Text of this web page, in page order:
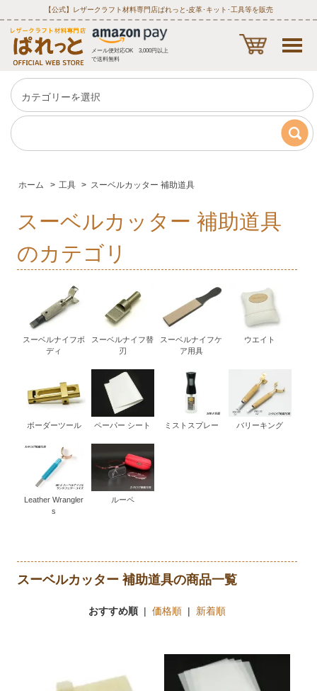
【公式】レザークラフト材料専門店ぱれっと‐皮革･キット･工具等を販売
メール便対応OK 3,000円以上
で送料無料
ホーム > 工具 > スーベルカッター 補助道具
スーベルカッター 補助道具
のカテゴリ
スーベルナイフボ
ディ
スーベルナイフ替
刃
スーベルナイフケ
ア用具
ウエイト
ボーダーツール ペーパー シート ミストスプレー バリーキング
Leather Wrangler
s
ルーペ
スーベルカッター 補助道具の商品一覧
おすすめ順| 価格順| 新着順